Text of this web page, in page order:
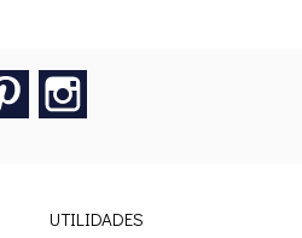
+
Pinterest
UTILIDADES